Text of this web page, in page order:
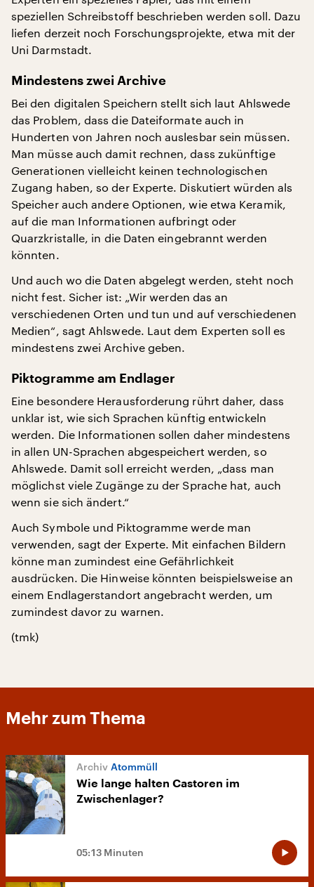
speziellen Schreibstoff beschrieben werden soll. Dazu
liefen derzeit noch Forschungsprojekte, etwa mit der
Uni Darmstadt.
Mindestens zwei Archive
Bei den digitalen Speichern stellt sich laut Ahlswede
das Problem, dass die Dateiformate auch in
Hunderten von Jahren noch auslesbar sein müssen.
Man müsse auch damit rechnen, dass zukünftige
Generationen vielleicht keinen technologischen
Zugang haben, so der Experte. Diskutiert würden als
Speicher auch andere Optionen, wie etwa Keramik,
auf die man Informationen aufbringt oder
Quarzkristalle, in die Daten eingebrannt werden
könnten.
Und auch wo die Daten abgelegt werden, steht noch
nicht fest. Sicher ist: „Wir werden das an
verschiedenen Orten und tun und auf verschiedenen
Medien“, sagt Ahlswede. Laut dem Experten soll es
mindestens zwei Archive geben.
Piktogramme am Endlager
Eine besondere Herausforderung rührt daher, dass
unklar ist, wie sich Sprachen künftig entwickeln
werden. Die Informationen sollen daher mindestens
in allen UN-Sprachen abgespeichert werden, so
Ahlswede. Damit soll erreicht werden, „dass man
möglichst viele Zugänge zu der Sprache hat, auch
wenn sie sich ändert.“
Auch Symbole und Piktogramme werde man
verwenden, sagt der Experte. Mit einfachen Bildern
könne man zumindest eine Gefährlichkeit
ausdrücken. Die Hinweise könnten beispielsweise an
einem Endlagerstandort angebracht werden, um
zumindest davor zu warnen.
(tmk)
Mehr zum Thema
Atommüll
Wie lange halten Castoren im
Zwischenlager?
05:13 Minuten